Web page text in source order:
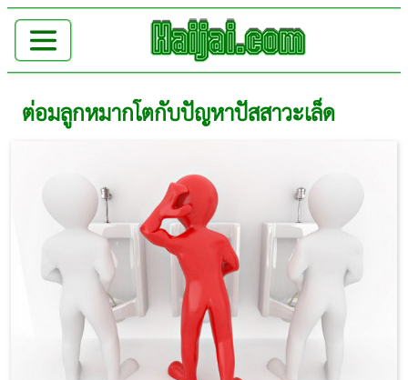
ต่อมลูกหมากโตกับปัญหาปัสสาวะเล็ด